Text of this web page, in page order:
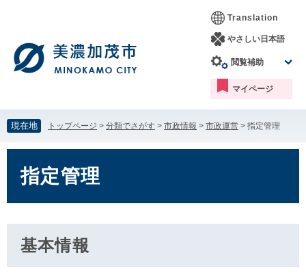
す。
し
て
本
文
Translation
やさしい日本語
閲覧補助
マイページ
現在地 トップページ > 分類でさがす > 市政情報 > 市政運営 > 指定管理
指定管理
基本情報